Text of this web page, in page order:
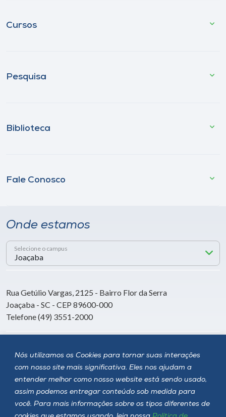
Nós utilizamos os Cookies para tornar suas interações
com nosso site mais significativa. Eles nos ajudam a
entender melhor como nosso website está sendo usado,
assim podemos entregar conteúdo sob medida para
você. Para mais informações sobre os tipos diferentes de
Cursos
Pesquisa
Biblioteca
Fale Conosco
Onde estamos
Selecione o campus
Rua Getúlio Vargas, 2125 - Bairro Flor da Serra
Joaçaba - SC - CEP 89600-000
Telefone (49) 3551-2000
Siga a Unoesc